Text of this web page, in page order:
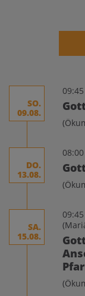
SO.
09.08.
DO.
13.08.
SA.
15.08.